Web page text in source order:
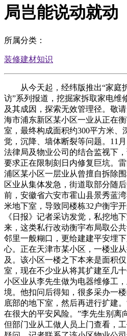
局岂能说动就动
所属分类：
装修建材知识
从今天起，经纬版推出“家庭
访”系列报道，挖掘家拆取家电维
及其成因，探索无效管理径。敬
海市浦东新区某小区一业从正在
室，最终构成面积约300平方米、
觉，沉降、墙体断裂等问题。11
法律局及物业公司的结合监视下
要求正在限制刻日内修复巨坑。
浦区某小区一层业从曾擅自拆除
区业从集体发急，街道取部分随
前，安徽省六安市霍山县景秀蓝
米地下室，导致同楼栋32户衡宇
《日报》记者采访发觉，私挖
来，这类私行改动衡宇布局取公
邻里一般糊口，更给建建平安埋
心。正在天津市某小区，一楼业
及。该小区一楼之下本来是面积
室，现在不少业从将其扩建至几
小区业从李先生做为电器维修工
境。他扣问后得知，很多采办一
底部的地下室，然后再进行扩建
在很大的平安风险。”李先生别离
但部门业从工做人员上门查看，